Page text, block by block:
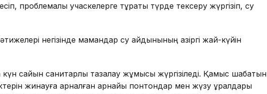
проблемалы учаскелерге тұрақты түрде тексеру жүргізіп, су
негізінде мамандар су айдынының қазіргі жай-күйін
сайын санитарлық тазалау жұмысы жүргізіледі. Қамыс шабатын
жинауға арналған арнайы понтондар мен жүзу құралдары